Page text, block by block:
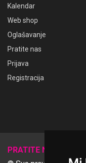
Kalendar
Web shop
Oglašavanje
Pratite nas
Prijava
Registracija
PRATITE NAS